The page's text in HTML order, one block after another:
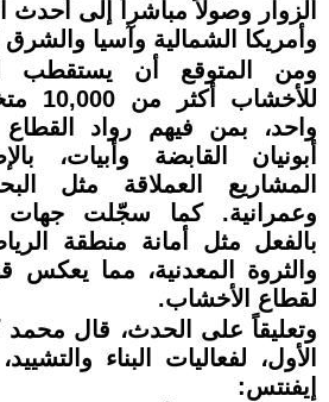
الزوار وصولاً مباشراً إلى أحدث
وأمريكا الشمالية وآسيا
ومن المتوقع أن يستقطب
واحد، بمن فيهم رواد القطاع
أبونيان القابضة وأبيات،
المشاريع العملاقة مثل
وعمرانية. كما سجّلت جهات
بالفعل مثل أمانة منطقة
والثروة المعدنية، مما يعكس
لقطاع الأخشاب.
وتعليقاً على الحدث، قال محمد
الأول، لفعاليات البناء
إيفنتس: